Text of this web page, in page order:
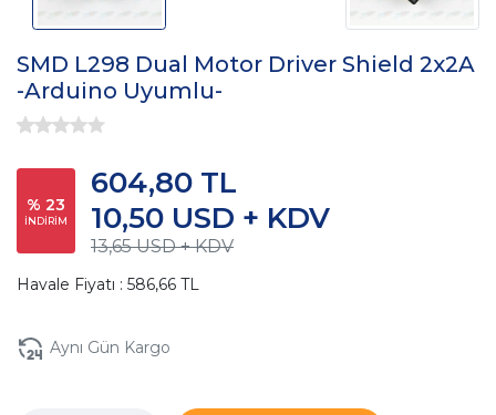
SMD L298 Dual Motor Driver Shield 2x2A
-Arduino Uyumlu-
% 23
İNDİRİM
13,65 USD + KDV
10,50 USD + KDV
604,80 TL
Havale Fiyatı : 586,66 TL
Aynı Gün Kargo